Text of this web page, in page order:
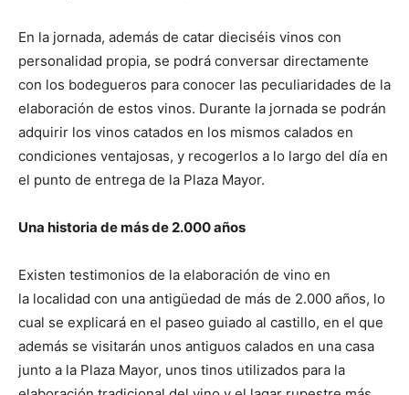
En la jornada, además de catar dieciséis vinos con
personalidad propia, se podrá conversar directamente
con los bodegueros para conocer las peculiaridades de la
elaboración de estos vinos. Durante la jornada se podrán
adquirir los vinos catados en los mismos calados en
condiciones ventajosas, y recogerlos a lo largo del día en
el punto de entrega de la Plaza Mayor.
Una historia de más de 2.000 años
Existen testimonios de la elaboración de vino en
la localidad con una antigüedad de más de 2.000 años, lo
cual se explicará en el paseo guiado al castillo, en el que
además se visitarán unos antiguos calados en una casa
junto a la Plaza Mayor, unos tinos utilizados para la